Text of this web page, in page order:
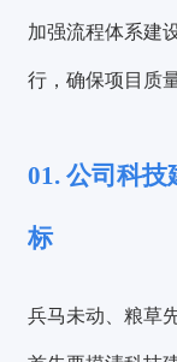
加强流程体系建
行，确保项目质
01. 公司科技
标
兵马未动、粮草